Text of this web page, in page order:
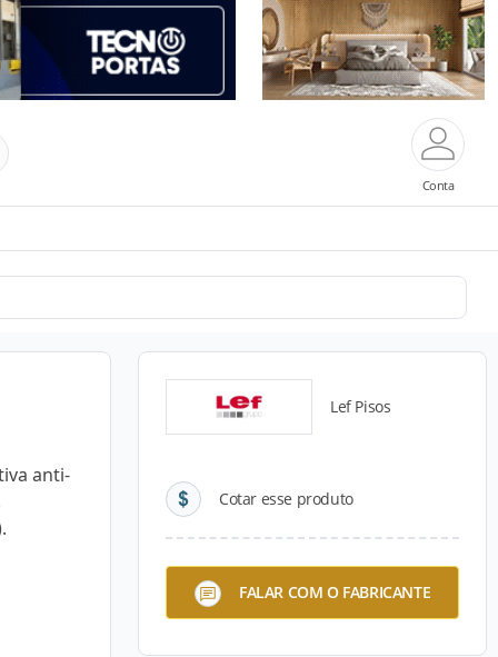
Conta
anti-
Lef Pisos
Cotar esse produto
FALAR COM O FABRICANTE